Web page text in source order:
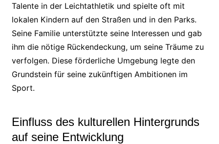
Talente in der Leichtathletik und spielte oft mit
lokalen Kindern auf den Straßen und in den Parks.
Seine Familie unterstützte seine Interessen und gab
ihm die nötige Rückendeckung, um seine Träume zu
verfolgen. Diese förderliche Umgebung legte den
Grundstein für seine zukünftigen Ambitionen im
Sport.
Einfluss des kulturellen Hintergrunds
auf seine Entwicklung